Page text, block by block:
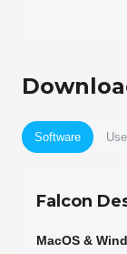
Software
Falcon
MacOS &